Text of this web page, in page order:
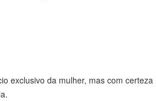
exclusivo da mulher, mas com certeza